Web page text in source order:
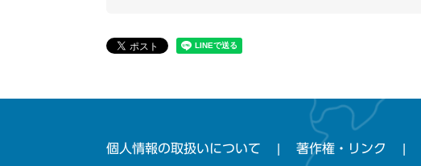
個人情報の取扱いについて 著作権・リンク